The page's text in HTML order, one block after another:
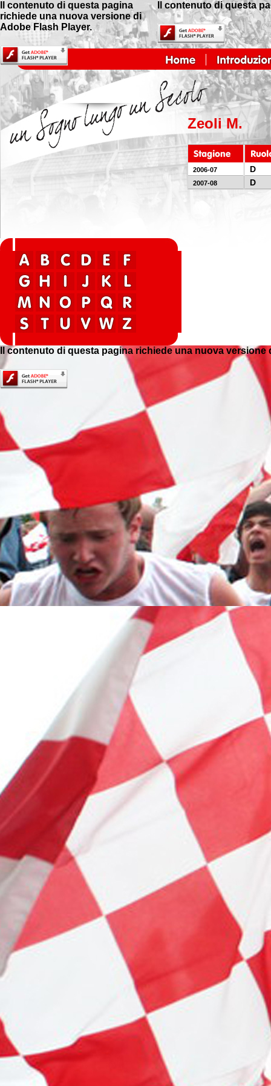
Il contenuto di questa pagina
richiede una nuova versione di
Adobe Flash Player.
Il contenuto di questa
Zeoli M.
2006-07 D
2007-08 D
Il contenuto di questa pagina richiede una nuova versione